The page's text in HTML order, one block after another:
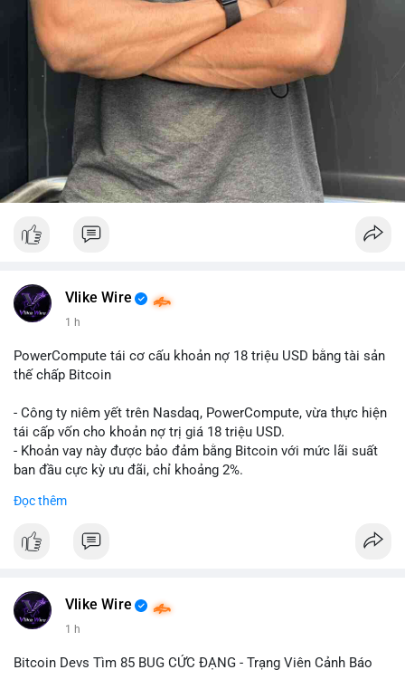
Vlike Wire
1 h
PowerCompute tái cơ cấu khoản nợ 18 triệu USD bằng tài sản
thế chấp Bitcoin
- Công ty niêm yết trên Nasdaq, PowerCompute, vừa thực hiện
tái cấp vốn cho khoản nợ trị giá 18 triệu USD.
- Khoản vay này được bảo đảm bằng Bitcoin với mức lãi suất
ban đầu cực kỳ ưu đãi, chỉ khoảng 2%.
ngày càng tin tưởng sử dụng BTC làm tài sản thế chấp để tối
$btc
#vlikevn #titanbot
Đọc thêm
Vlike Wire
1 h
Bitcoin Devs Tìm 85 BUG CỨC ĐẠNG - Trạng Viên Cảnh Báo